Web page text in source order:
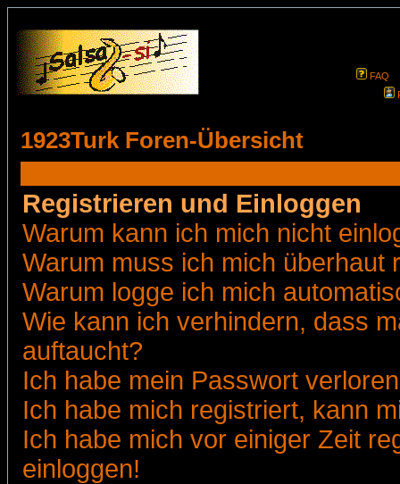
FAQ
1923Turk Foren-Übersicht
Registrieren und Einloggen
Warum kann ich mich nicht
Warum muss ich mich überhaut
Warum logge ich mich
Wie kann ich verhindern, dass
auftaucht?
Ich habe mein Passwort
Ich habe mich registriert, kann
Ich habe mich vor einiger Zeit
einloggen!